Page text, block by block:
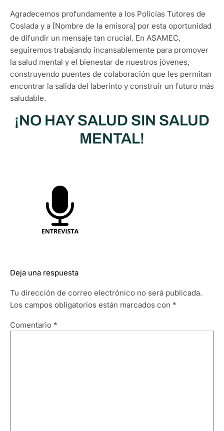
Agradecemos profundamente a los Policías Tutores de
Coslada y a [Nombre de la emisora] por esta oportunidad
de difundir un mensaje tan crucial. En ASAMEC,
seguiremos trabajando incansablemente para promover
la salud mental y el bienestar de nuestros jóvenes,
construyendo puentes de colaboración que les permitan
encontrar la salida del laberinto y construir un futuro más
saludable.
¡NO HAY SALUD SIN SALUD
MENTAL!
Deja una respuesta
Tu dirección de correo electrónico no será publicada.
Los campos obligatorios están marcados con *
Comentario *